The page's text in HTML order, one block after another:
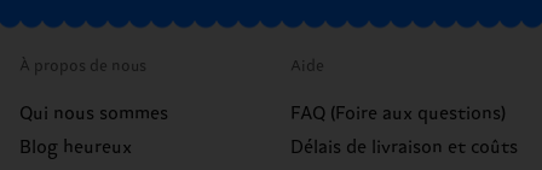
À propos de nous
Qui nous sommes
Blog heureux
Aide
FAQ (Foire aux questions)
Délais de livraison et coûts